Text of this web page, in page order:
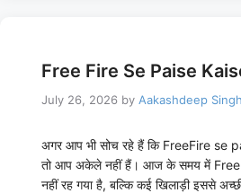
Free Fire Se Paise
July 26, 2026 by Aakashdeep Singh
अगर आप भी सोच रहे हैं कि FreeFire se
तो आप अकेले नहीं हैं। आज के समय में Free
नहीं रह गया है, बल्कि कई खिलाड़ी इससे